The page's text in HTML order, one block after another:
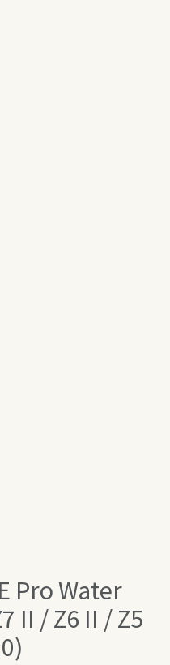
Pro Water
II / Z6 II / Z5